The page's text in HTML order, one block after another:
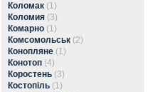
Коломак (1)
Коломия (3)
Комарно (1)
Комсомольськ (2)
Конопляне (1)
Конотоп (4)
Коростень (3)
Костопіль (1)